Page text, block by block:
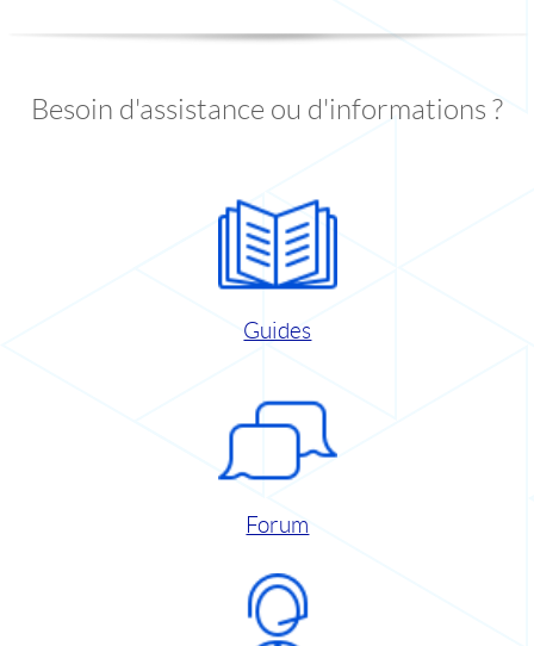
Besoin d'assistance ou d'informations ?
Guides
Forum